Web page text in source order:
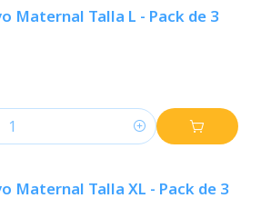
Maternal Talla L - Pack de 3
Maternal Talla XL - Pack de 3